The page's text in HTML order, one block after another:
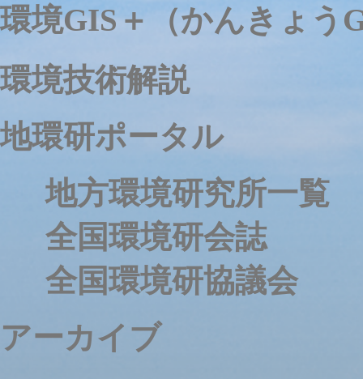
環境GIS＋（かんきょう
環境技術解説
地環研ポータル
地方環境研究所一覧
全国環境研会誌
全国環境研協議会
アーカイブ